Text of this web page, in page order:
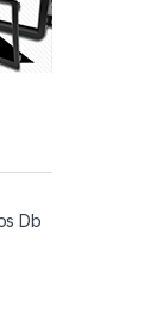
Db